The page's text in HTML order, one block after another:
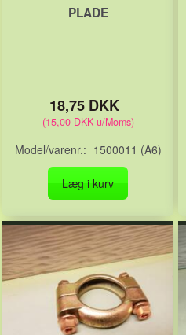
PLADE
18,75 DKK
(15,00 DKKu/Moms)
Model/varenr.: 1500011 (A6)
Læg i kurv